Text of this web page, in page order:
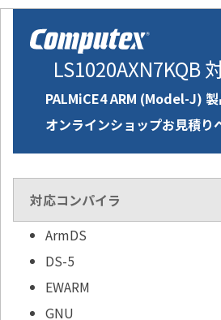
LS1020AXN7KQB
PALMiCE4 ARM (Model-J)
オンラインショップお見積り
対応コンパイラ
ArmDS
DS-5
EWARM
GNU